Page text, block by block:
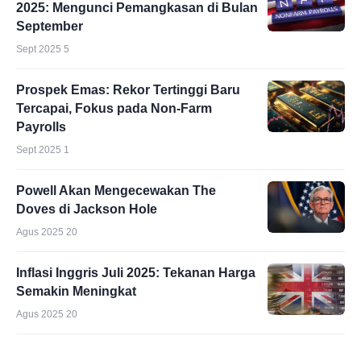
2025: Mengunci Pemangkasan di Bulan
September
Sept 2025 5
Prospek Emas: Rekor Tertinggi Baru
Tercapai, Fokus pada Non-Farm
Payrolls
Sept 2025 1
Powell Akan Mengecewakan The
Doves di Jackson Hole
Agus 2025 20
Inflasi Inggris Juli 2025: Tekanan Harga
Semakin Meningkat
Agus 2025 20